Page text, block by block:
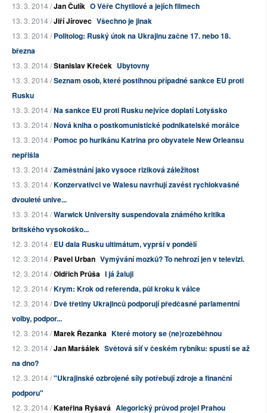
13. 3. 2014 /Jan Čulík O Věře Chytilové a jejích filmech
13. 3. 2014 /Jiří Jírovec Všechno je jinak
13. 3. 2014 /Politolog: Ruský útok na Ukrajinu začne 17. nebo 18.
března
13. 3. 2014 /Stanislav Křeček Ubytovny
13. 3. 2014 /Seznam osob, které postihnou případné sankce EU proti
Rusku
13. 3. 2014 /Na sankce EU proti Rusku nejvíce doplatí Lotyšsko
13. 3. 2014 /Nová kniha o postkomunistické podnikatelské morálce
13. 3. 2014 /Pomoc po hurikánu Katrina pro obyvatele New Orleansu
nepřišla
13. 3. 2014 /Zaměstnání jako vysoce riziková záležitost
13. 3. 2014 /Konzervativci ve Walesu navrhují zavést rychlokvašné
dvouleté unive...
13. 3. 2014 /Warwick University suspendovala známého kritika
britského vysokoško...
12. 3. 2014 /EU dala Rusku ultimátum, vyprší v pondělí
12. 3. 2014 /Pavel Urban Vymývání mozků? To nehrozí jen v televizi.
12. 3. 2014 /Oldřich Průša I já žaluji
12. 3. 2014 /Krym: Krok od referenda, půl kroku k válce
12. 3. 2014 /Dvě třetiny Ukrajinců podporují předčasné parlamentní
volby, podpor...
12. 3. 2014 /Marek Řezanka Které motory se (ne)rozeběhnou
12. 3. 2014 /Jan Maršálek Světová síť v českém rybníku: spustí se až
na dno?
12. 3. 2014 /"Ukrajinské ozbrojené síly potřebují zdroje a finanční
podporu"
12. 3. 2014 /Kateřina Ryšavá Alegorický průvod projel Prahou